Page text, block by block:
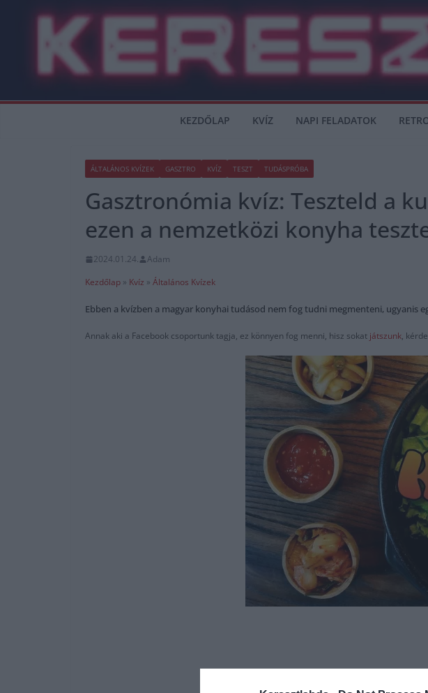
KEZDŐLAP KVÍZ NAPI FELADATOK
ÁLTALÁNOS KVÍZEK GASZTRO KVÍZ TESZT TUDÁSPRÓBA
Gasztronómia kvíz: Teszteld a
ezen a nemzetközi konyha
2024.01.24.
Adam
Kezdőlap » Kvíz » Általános Kvízek
Ebben a kvízben a magyar konyhai tudásod nem fog tudni megmenteni, ugyanis
Annak aki a Facebook csoportunk tagja, ez könnyen fog menni, hisz sokat játszunk,